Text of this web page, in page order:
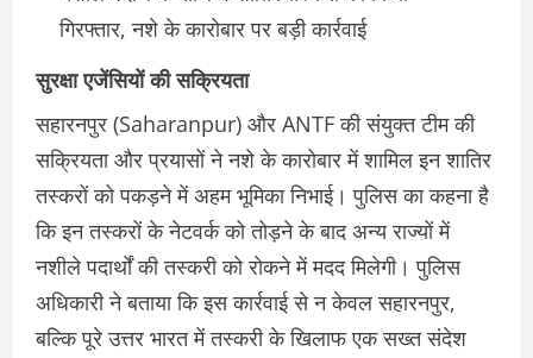
सुरक्षा एजेंसियों की सक्रियता
सहारनपुर (Saharanpur) और ANTF की संयुक्त टीम की
सक्रियता और प्रयासों ने नशे के कारोबार में शामिल इन शातिर
तस्करों को पकड़ने में अहम भूमिका निभाई। पुलिस का कहना है
कि इन तस्करों के नेटवर्क को तोड़ने के बाद अन्य राज्यों में
नशीले पदार्थों की तस्करी को रोकने में मदद मिलेगी। पुलिस
अधिकारी ने बताया कि इस कार्रवाई से न केवल सहारनपुर,
बल्कि पूरे उत्तर भारत में तस्करी के खिलाफ एक सख्त संदेश